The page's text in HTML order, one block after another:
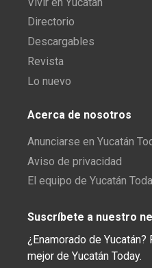
Directorio
Descargables
Revista
Lo nuevo
Acerca de nosotros
Anunciarse en Yucatán
Aviso de privacidad
El equipo de Yucatán
Suscríbete a nuestro
¿Enamorado de
mejor de Yucatán Today.